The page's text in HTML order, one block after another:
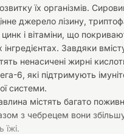
їх організмів.
джерело лізину,
цинк і вітаміни, що
Завдяки
ненасичені жирні
6, які підтримують
системи.
містять багато
з чебрецем вони
їжі.